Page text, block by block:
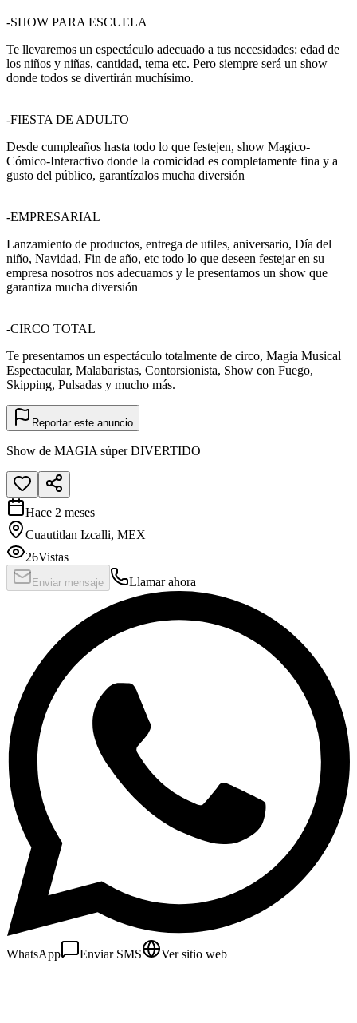
-SHOW PARA ESCUELA
Te llevaremos un espectáculo adecuado a tus necesidades: edad de
los niños y niñas, cantidad, tema etc. Pero siempre será un show
donde todos se divertirán muchísimo.
-FIESTA DE ADULTO
Desde cumpleaños hasta todo lo que festejen, show Magico-
Cómico-Interactivo donde la comicidad es completamente fina y a
gusto del público, garantízalos mucha diversión
-EMPRESARIAL
Lanzamiento de productos, entrega de utiles, aniversario, Día del
niño, Navidad, Fin de año, etc todo lo que deseen festejar en su
empresa nosotros nos adecuamos y le presentamos un show que
garantiza mucha diversión
-CIRCO TOTAL
Te presentamos un espectáculo totalmente de circo, Magia Musical
Espectacular, Malabaristas, Contorsionista, Show con Fuego,
Skipping, Pulsadas y mucho más.
Reportar este anuncio
Show de MAGIA súper DIVERTIDO
Hace 2 meses
Cuautitlan Izcalli, MEX
26Vistas
Enviar mensaje Llamar ahora
WhatsApp Enviar SMS Ver sitio web